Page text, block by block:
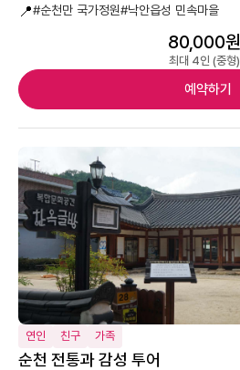
📍#순천만 국가정원#낙안읍성 민속마을
80,000원
최대 4인 (중형)
예약하기
연인 친구 가족
순천 전통과 감성 투어